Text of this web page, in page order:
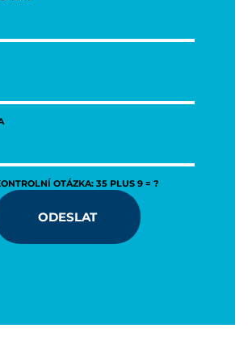
OTÁZKA: 35 PLUS 9 = ?
ODESLAT